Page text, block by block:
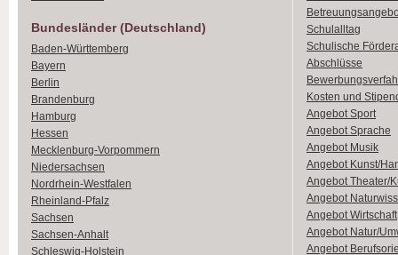
Bundesländer (Deutschland)
Baden-Württemberg
Bayern
Berlin
Brandenburg
Hamburg
Hessen
Mecklenburg-Vorpommern
Niedersachsen
Nordrhein-Westfalen
Rheinland-Pfalz
Sachsen
Sachsen-Anhalt
Schleswig-Holstein
Schulalltag
Schulische
Abschlüsse
Kosten und
Angebot Sport
Angebot Sprache
Angebot Musik
Angebot Kunst/
Angebot Theater/
Angebot
Angebot Wirtschaft
Angebot Natur/
Angebot